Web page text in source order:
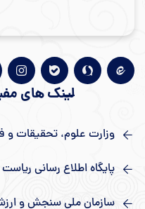
لینک های
وزارت علوم، تحقیقات و
پایگاه اطلاع رسانی
سازمان ملی سنجش و